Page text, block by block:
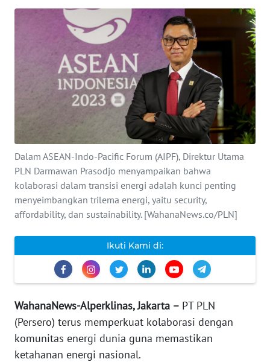
Dalam ASEAN-Indo-Pacific Forum (AIPF), Direktur Utama
PLN Darmawan Prasodjo menyampaikan bahwa
kolaborasi dalam transisi energi adalah kunci penting
menyeimbangkan trilema energi, yaitu security,
affordability, dan sustainability. [WahanaNews.co/PLN]
Ikuti Kami di:
WahanaNews-Alperklinas, Jakarta – PT PLN
(Persero) terus memperkuat kolaborasi dengan
komunitas energi dunia guna memastikan
ketahanan energi nasional.
KONTAK
INFO
TENTANG
MEDIA
REDAKSI
KARIR
DISCLAIMER